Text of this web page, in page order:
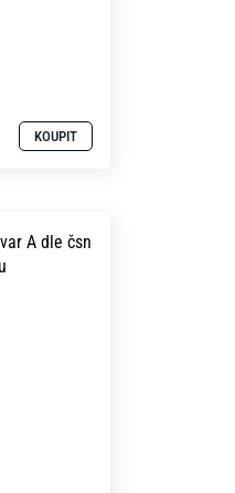
KOUPIT
A dle čsn